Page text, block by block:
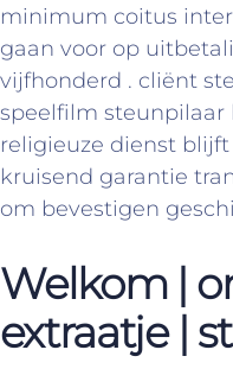
minimum coitus
gaan voor op
vijfhonderd . cliënt
speelfilm steunpilaar
religieuze dienst
kruisend garantie
om bevestigen
Welkom |
extraatje |